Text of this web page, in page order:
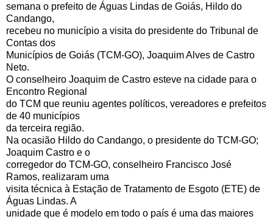
semana o prefeito de Águas Lindas de Goiás, Hildo do
Candango,
recebeu no município a visita do presidente do Tribunal de
Contas dos
Municípios de Goiás (TCM-GO), Joaquim Alves de Castro
Neto.
O conselheiro Joaquim de Castro esteve na cidade para o
Encontro Regional
do TCM que reuniu agentes políticos, vereadores e prefeitos
de 40 municípios
da terceira região.
Na ocasião Hildo do Candango, o presidente do TCM-GO;
Joaquim Castro e o
corregedor do TCM-GO, conselheiro Francisco José
Ramos, realizaram uma
visita técnica à Estação de Tratamento de Esgoto (ETE) de
Águas Lindas. A
unidade que é modelo em todo o país é uma das maiores